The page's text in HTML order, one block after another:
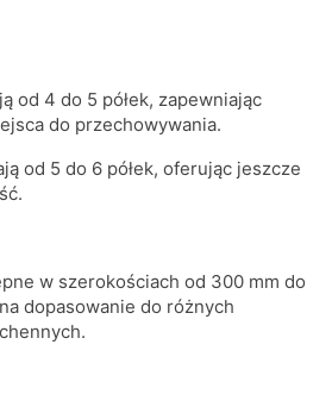
od 4 do 5 półek, zapewniając
do przechowywania.
od 5 do 6 półek, oferując jeszcze
w szerokościach od 300 mm do
dopasowanie do różnych